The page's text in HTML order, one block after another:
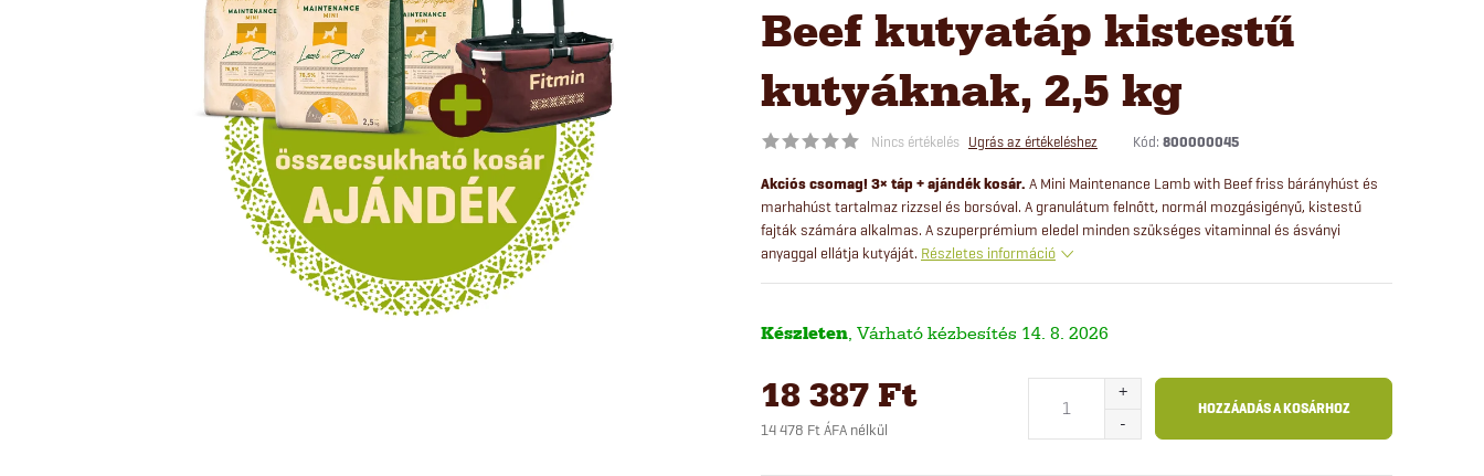
Beef kutyatáp kistestű
kutyáknak, 2,5 kg
Nincs értékelés Ugrás az értékeléshez Kód: 800000045
Akciós csomag! 3× táp + ajándék kosár. A Mini Maintenance Lamb with Beef friss bárányhúst és
marhahúst tartalmaz rizzsel és borsóval. A granulátum felnőtt, normál mozgásigényű, kistestű
fajták számára alkalmas. A szuperprémium eledel minden szükséges vitaminnal és ásványi
anyaggal ellátja kutyáját. Részletes információ
Készleten 14. 8. 2026
18 387 Ft
14 478 Ft ÁFA nélkül
HOZZÁADÁS A KOSÁRHOZ